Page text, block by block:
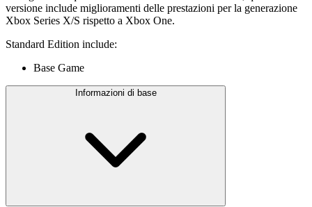
versione include miglioramenti delle prestazioni per la generazione
Xbox Series X/S rispetto a Xbox One.
Standard Edition include:
Base Game
Informazioni di base